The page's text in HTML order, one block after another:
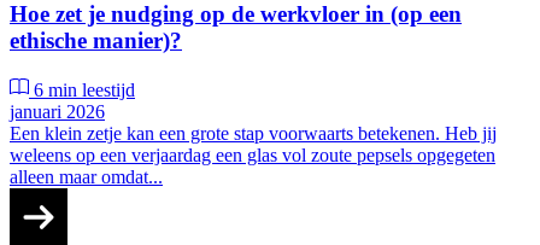
Hoe zet je nudging op de werkvloer in (op een
ethische manier)?
6 min leestijd
januari 2026
Een klein zetje kan een grote stap voorwaarts betekenen. Heb jij
weleens op een verjaardag een glas vol zoute pepsels opgegeten
alleen maar omdat...